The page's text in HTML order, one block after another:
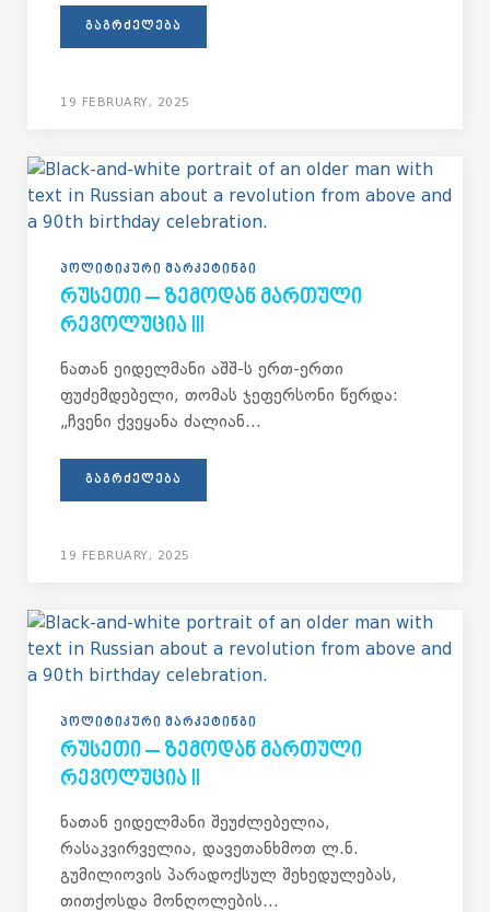
ᲒᲐᲒᲠᲫᲔᲚᲔᲑᲐ
19 FEBRUARY, 2025
ᲞᲝᲚᲘᲢᲘᲙᲣᲠᲘ ᲛᲐᲠᲙᲔᲢᲘᲜᲒᲘ
ᲠᲣᲡᲔᲗᲘ – ᲖᲔᲛᲝᲓᲐᲜ ᲛᲐᲠᲗᲣᲚᲘ
ᲠᲔᲕᲝᲚᲣᲪᲘᲐ III
ნათან ეიდელმანი აშშ-ს ერთ-ერთი
ფუძემდებელი, თომას ჯეფერსონი წერდა:
„ჩვენი ქვეყანა ძალიან...
ᲒᲐᲒᲠᲫᲔᲚᲔᲑᲐ
19 FEBRUARY, 2025
ᲞᲝᲚᲘᲢᲘᲙᲣᲠᲘ ᲛᲐᲠᲙᲔᲢᲘᲜᲒᲘ
ᲠᲣᲡᲔᲗᲘ – ᲖᲔᲛᲝᲓᲐᲜ ᲛᲐᲠᲗᲣᲚᲘ
ᲠᲔᲕᲝᲚᲣᲪᲘᲐ II
ნათან ეიდელმანი შეუძლებელია,
რასაკვირველია, დავეთანხმოთ ლ.ნ.
გუმილიოვის პარადოქსულ შეხედულებას,
თითქოსდა მონღოლების...